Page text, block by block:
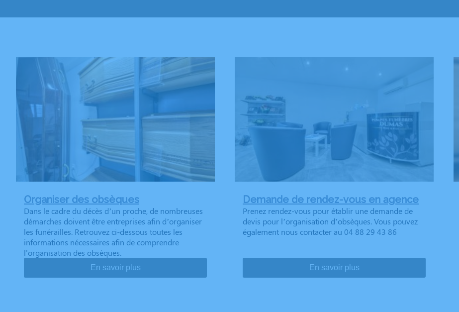
Organiser des obsèques
Dans le cadre du décès d’un proche, de nombreuses
démarches doivent être entreprises afin d’organiser
les funérailles. Retrouvez ci-dessous toutes les
informations nécessaires afin de comprendre
l'organisation des obsèques.
En savoir plus
Demande de rendez-vous en agence
Prenez rendez-vous pour établir une demande de
devis pour l’organisation d’obsèques. Vous pouvez
également nous contacter au 04 88 29 43 86
En savoir plus